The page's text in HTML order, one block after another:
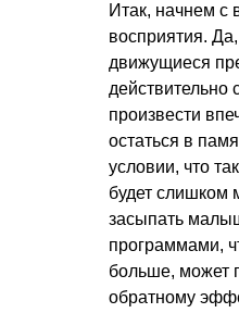
Итак, начнем с
восприятия.
движущиеся
действительно
произвести
остаться в
условии, что
будет слишком
засыпать
программами,
больше, может
обратному